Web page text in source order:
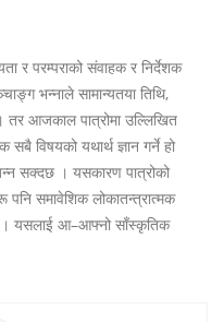
र परम्पराको संवाहक र निर्देशक
भन्नाले सामान्यतया तिथि,
तर आजकाल पात्रोमा उल्लिखित
विषयको यथार्थ ज्ञान गर्ने हो
सक्दछ । यसकारण पात्रोको
समावेशिक लोकातन्त्रात्मक
यसलाई आ–आफ्नो साँस्कृतिक